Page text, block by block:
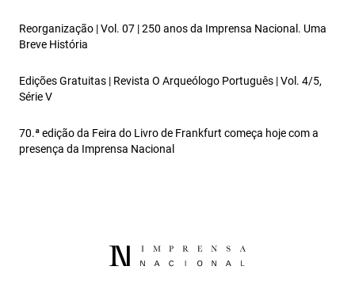
Reorganização | Vol. 07 | 250 anos da Imprensa Nacional. Uma
Breve História
Edições Gratuitas | Revista O Arqueólogo Português | Vol. 4/5,
Série V
70.ª edição da Feira do Livro de Frankfurt começa hoje com a
presença da Imprensa Nacional